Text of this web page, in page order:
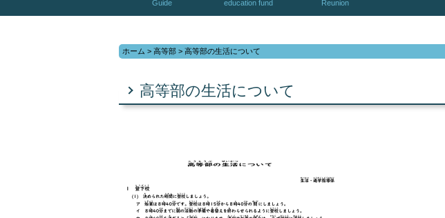
Guide education fund Reunion
ホーム >高等部 >高等部の生活について
高等部の生活について